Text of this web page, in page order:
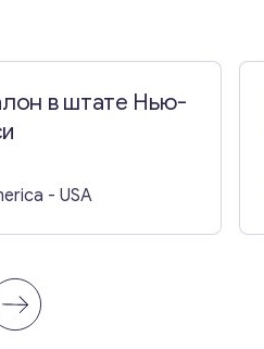
в штате Нью-
- USA